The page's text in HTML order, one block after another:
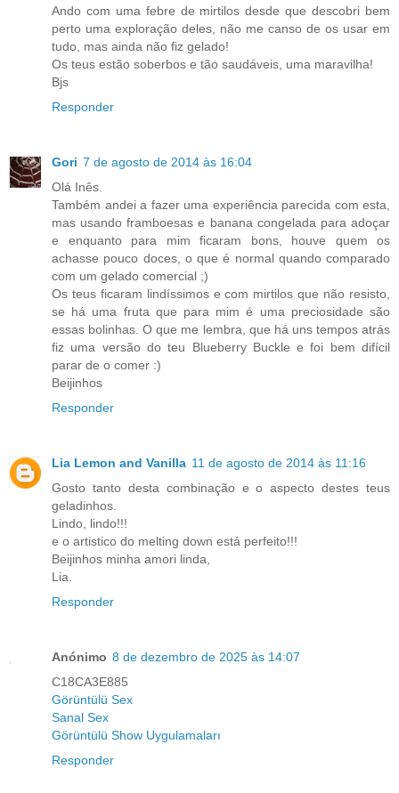
Ando com uma febre de mirtilos desde que descobri bem
perto uma exploração deles, não me canso de os usar em
tudo, mas ainda não fiz gelado!
Os teus estão soberbos e tão saudáveis, uma maravilha!
Bjs
Responder
Gori 7 de agosto de 2014 às 16:04
Olá Inês.
Também andei a fazer uma experiência parecida com esta,
mas usando framboesas e banana congelada para adoçar
e enquanto para mim ficaram bons, houve quem os
achasse pouco doces, o que é normal quando comparado
com um gelado comercial ;)
Os teus ficaram lindíssimos e com mirtilos que não resisto,
se há uma fruta que para mim é uma preciosidade são
essas bolinhas. O que me lembra, que há uns tempos atrás
fiz uma versão do teu Blueberry Buckle e foi bem difícil
parar de o comer :)
Beijinhos
Responder
Lia Lemon and Vanilla 11 de agosto de 2014 às 11:16
Gosto tanto desta combinação e o aspecto destes teus
geladinhos.
Lindo, lindo!!!
e o artistico do melting down está perfeito!!!
Beijinhos minha amori linda,
Lia.
Responder
Anónimo 8 de dezembro de 2025 às 14:07
C18CA3E885
Görüntülü Sex
Sanal Sex
Görüntülü Show Uygulamaları
Responder